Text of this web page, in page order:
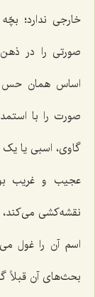
خارجى ندارد؛
صورتى را در
اساس همان حس
صورت را با
گاوی، اسبى یا
عجیب و غریب
نقشه‌کشى
اسم آن را غول
بحث‌های آن قبلاً